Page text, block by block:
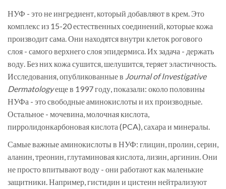
НУФ - это не ингредиент, который добавляют в крем. Это
комплекс из 15-20 естественных соединений, которые кожа
производит сама. Они находятся внутри клеток рогового
слоя - самого верхнего слоя эпидермиса. Их задача - держать
воду. Без них кожа сушится, шелушится, теряет эластичность.
Исследования, опубликованные в Journal of Investigative
Dermatologyеще в 1997 году, показали: около половины
НУФа - это свободные аминокислоты и их производные.
Остальное - мочевина, молочная кислота,
пирролидонкарбоновая кислота (PCA), сахара и минералы.
Самые важные аминокислоты в НУФ: глицин, пролин, серин,
аланин, треонин, глутаминовая кислота, лизин, аргинин. Они
не просто впитывают воду - они работают как маленькие
защитники. Например, гистидин и цистеин нейтрализуют